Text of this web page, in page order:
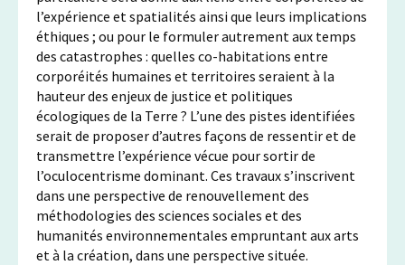
l’expérience et spatialités ainsi que leurs implications
éthiques ; ou pour le formuler autrement aux temps
des catastrophes : quelles co-habitations entre
corporéités humaines et territoires seraient à la
hauteur des enjeux de justice et politiques
écologiques de la Terre ? L’une des pistes identifiées
serait de proposer d’autres façons de ressentir et de
transmettre l’expérience vécue pour sortir de
l’oculocentrisme dominant. Ces travaux s’inscrivent
dans une perspective de renouvellement des
méthodologies des sciences sociales et des
humanités environnementales empruntant aux arts
et à la création, dans une perspective située.